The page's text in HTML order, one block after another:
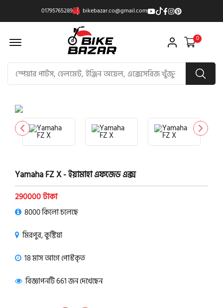
01795765289 bikebazar.co@gmail.com
Offcanvas Menu Open 0
product view
Yamaha FZ X - ইয়ামাহা এফজেড এক্স
290000 টাকা
8000 কিলো চলেছে
মিরপুর, কুষ্টিয়া
18 মাস আগে পোস্টকৃত
বিজ্ঞাপনটি 661 জন দেখেছেন